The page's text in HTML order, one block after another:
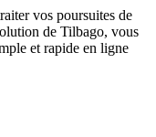
vos poursuites de
de Tilbago, vous
et rapide en ligne